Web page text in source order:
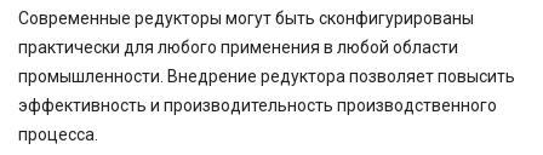
Современные редукторы могут быть сконфигурированы
практически для любого применения в любой области
промышленности. Внедрение редуктора позволяет повысить
эффективность и производительность производственного
процесса.